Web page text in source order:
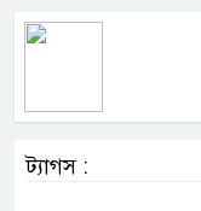
ট্যাগস :